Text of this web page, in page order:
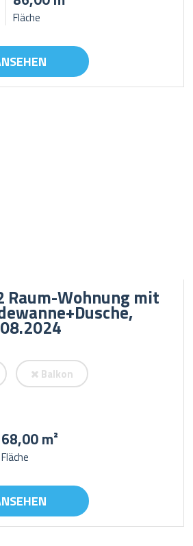
Fläche
Raum-Wohnung mit
Balkon
68,00 m²
Fläche